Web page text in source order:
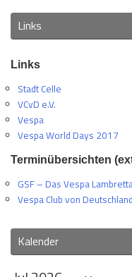
Links
Links
Stadt Celle
VCvD e.V.
Vespa
Vespa World Days 2017
Terminübersichten
GSF – Das Vespa
Vespa Club von Deutschland
Kalender